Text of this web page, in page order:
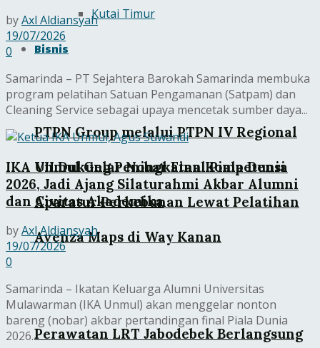
Kutai Timur
Bisnis
PTPN Group melalui PTPN IV Regional
VII Dukung Peningkatan Kompetensi
Aparatur Perkebunan Lewat Pelatihan
Avenza Maps di Way Kanan
Perawatan LRT Jabodebek Berlangsung
byAxl Aldiansyah
19/07/2026
0
Samarinda – PT Sejahtera Barokah Samarinda membuka
program pelatihan Satuan Pengamanan (Satpam) dan
Cleaning Service sebagai upaya mencetak sumber daya...
IKA Unmul Gelar Nobar Final Piala Dunia
2026, Jadi Ajang Silaturahmi Akbar Alumni
dan Civitas Akademika
byAxl Aldiansyah
19/07/2026
0
Samarinda – Ikatan Keluarga Alumni Universitas
Mulawarman (IKA Unmul) akan menggelar nonton
bareng (nobar) akbar pertandingan final Piala Dunia
2026...